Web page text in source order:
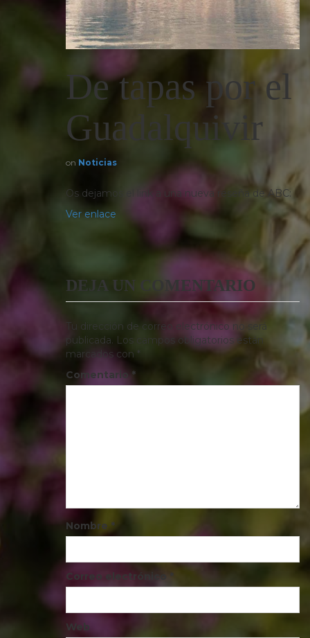
De tapas por el
Guadalquivir
on Noticias
Os dejamos el link a una nueva reseña de ABC:
Ver enlace
DEJA UN COMENTARIO
Tu dirección de correo electrónico no será
publicada. Los campos obligatorios están
marcados con *
Comentario *
Nombre *
Correo electrónico *
Web